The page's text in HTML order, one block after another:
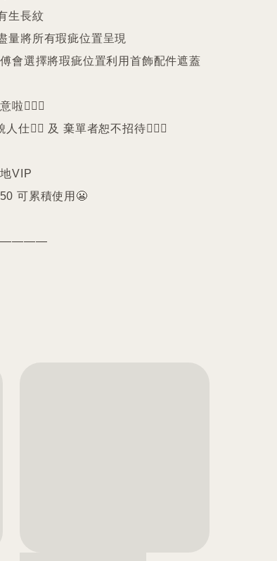
生長紋
量將所有瑕疵位置呈現
會選擇將瑕疵位置利用首飾配件遮蓋
啦🙇🏻‍♀️
仕🙅‍♀️ 及 棄單者恕不招待🙇🏻‍♀️
VIP
可累積使用😬